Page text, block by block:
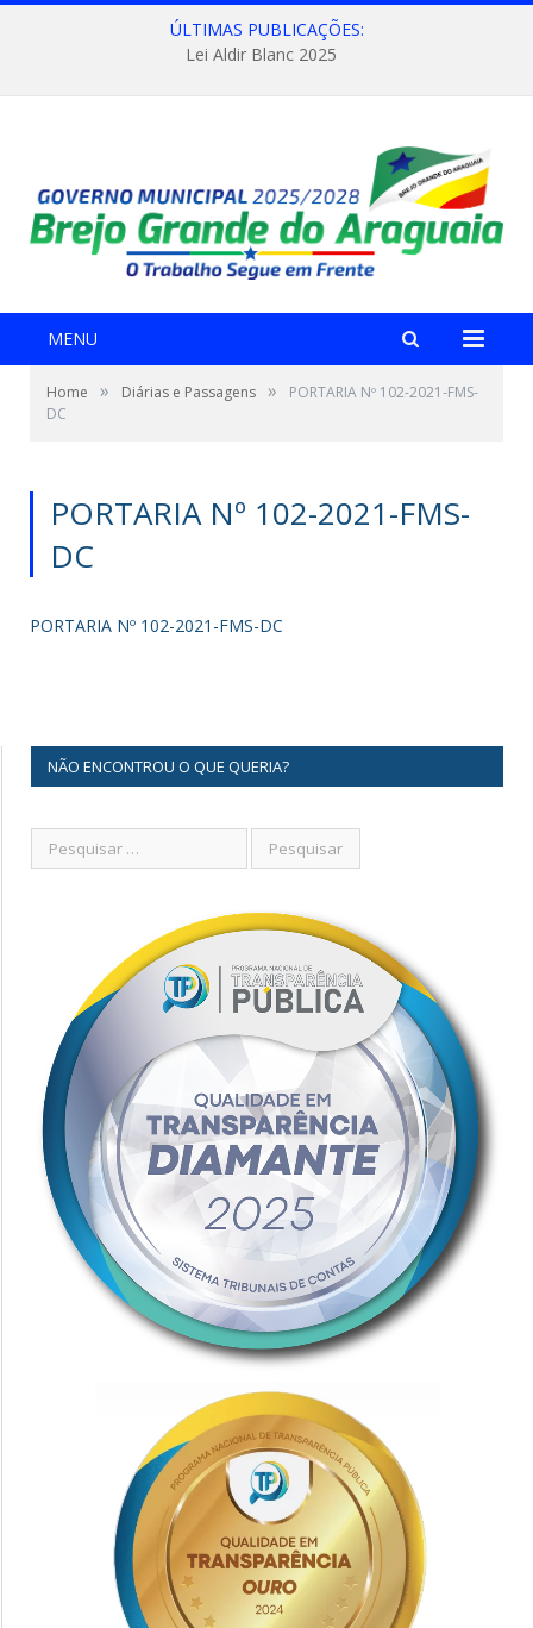
ÚLTIMAS PUBLICAÇÕES:
Lei Aldir Blanc 2025
MENU
Home » Diárias e Passagens »
PORTARIA Nº 102-2021-FMS-
DC
PORTARIA Nº 102-2021-FMS-
DC
PORTARIA Nº 102-2021-FMS-DC
NÃO ENCONTROU O QUE QUERIA?